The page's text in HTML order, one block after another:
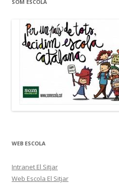
SOM ESCOLA
WEB ESCOLA
Intranet El Sitjar
Web Escola El Sitjar